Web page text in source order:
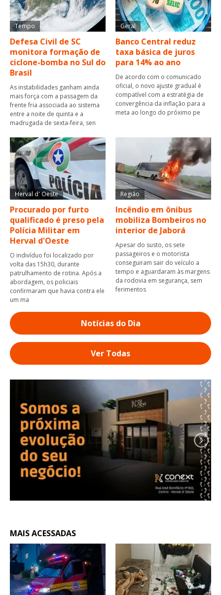
Tempo
Defesa Civil de SC
monitora formação de
ciclone-bomba no Sul do
Brasil
As instabilidades ganham ainda
mais força com a passagem da
frente fria associada ao sistema
entre a noite de quinta e a
madrugada de sexta-feira, sen
Geral
Banco Central reduz
taxa básica de juros
para 14% ao ano
De acordo com o comunicado
oficial, o novo ajuste gradual é
compatível com a estratégia de
convergência da inflação para a
meta ao longo do próximo pe
Herval d' Oeste
Procurado por furto
qualificado é preso pela
Polícia Militar em
Herval d'Oeste
O indivíduo foi localizado por
volta das 15h30, durante
patrulhamento de rotina. Após a
abordagem, os policiais
confirmaram que havia contra ele
um ma
Região
Incêndio em ônibus
mobiliza Bombeiros no
interior de Jaborá
Apesar do susto, os sete
passageiros e o motorista
conseguiram sair do veículo a
tempo e aguardaram às margens
da rodovia em segurança, sem
ferimentos
Notícias do Dia
Ver Todas
MAIS ACESSADAS